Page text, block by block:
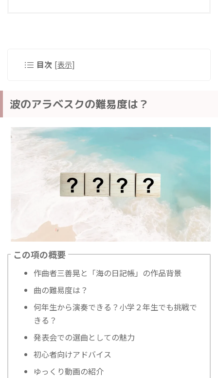
目次 [表示]
波のアラベスクの難易度は？
この項の概要
作曲者三善晃と「海の日記帳」の作品背景
曲の難易度は？
何年生から演奏できる？小学２年生でも挑戦で
きる？
発表会での選曲としての魅力
初心者向けアドバイス
ゆっくり動画の紹介